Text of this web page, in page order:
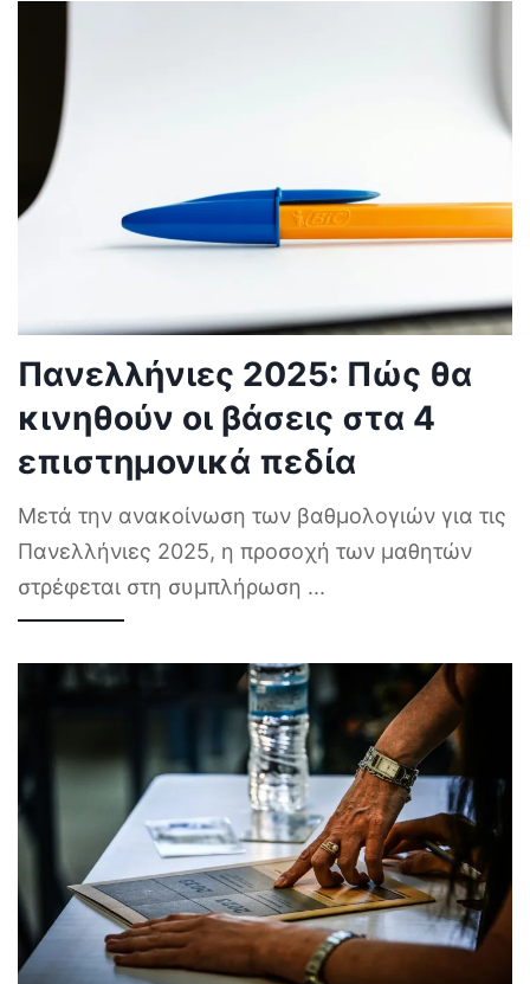
Πανελλήνιες 2025: Πώς θα
κινηθούν οι βάσεις στα 4
επιστημονικά πεδία
Μετά την ανακοίνωση των βαθμολογιών για τις
Πανελλήνιες 2025, η προσοχή των μαθητών
στρέφεται στη συμπλήρωση ...